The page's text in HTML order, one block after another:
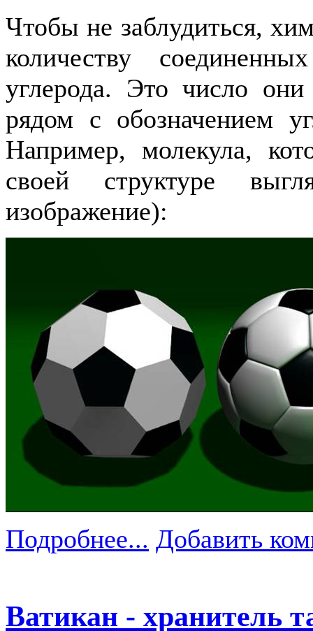
Чтобы не заблудиться,
количеству
углерода. Это число они
рядом с обозначением
Например, молекула,
своей структуре
изображение):
Подробнее... Добавить
Ватикан - хранитель